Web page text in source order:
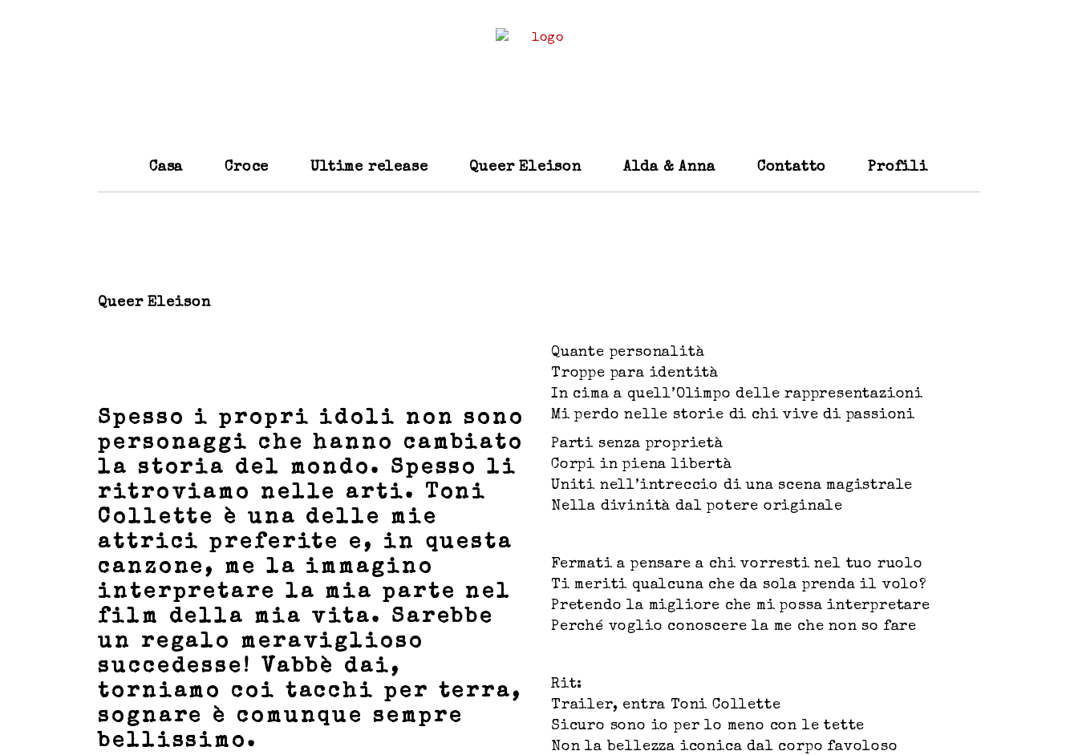
Casa Croce Ultime release Queer Eleison Alda & Anna Contatto Profili
Queer Eleison
Spesso i propri idoli non sono
personaggi che hanno cambiato
la storia del mondo. Spesso li
ritroviamo nelle arti. Toni
Collette è una delle mie
attrici preferite e, in questa
canzone, me la immagino
interpretare la mia parte nel
film della mia vita. Sarebbe
un regalo meraviglioso
succedesse! Vabbè dai,
torniamo coi tacchi per terra,
sognare è comunque sempre
bellissimo.
Quante personalità
Troppe para identità
In cima a quell’Olimpo delle rappresentazioni
Mi perdo nelle storie di chi vive di passioni
Parti senza proprietà
Corpi in piena libertà
Uniti nell’intreccio di una scena magistrale
Nella divinità dal potere originale
Fermati a pensare a chi vorresti nel tuo ruolo
Ti meriti qualcuna che da sola prenda il volo?
Pretendo la migliore che mi possa interpretare
Perché voglio conoscere la me che non so fare
Rit:
Trailer, entra Toni Collette
Sicuro sono io per lo meno con le tette
Non la bellezza iconica dal corpo favoloso